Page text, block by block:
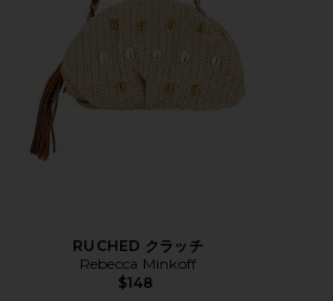
RUCHED クラッチ
Rebecca Minkoff
$148